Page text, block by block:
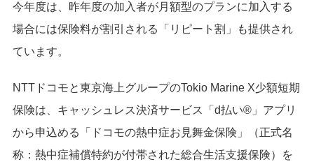
今年度は、昨年度の加入者が月額型のプランに加入する
場合には保険料が割引される「リピート割」も提供され
ています。
NTTドコモと東京海上グループのTokio Marine X少額短期
保険は、キャッシュレス決済サービス「d払い®」アプリ
から申込める「ドコモの熱中症お見舞金保険」（正式名
称：熱中症補償特約が付帯された総合生活支援保険）を